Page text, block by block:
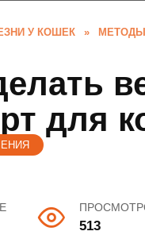
У КОШЕК »
для
513